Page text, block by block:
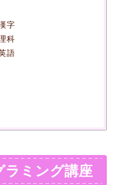
字
科
語
ラミング講座